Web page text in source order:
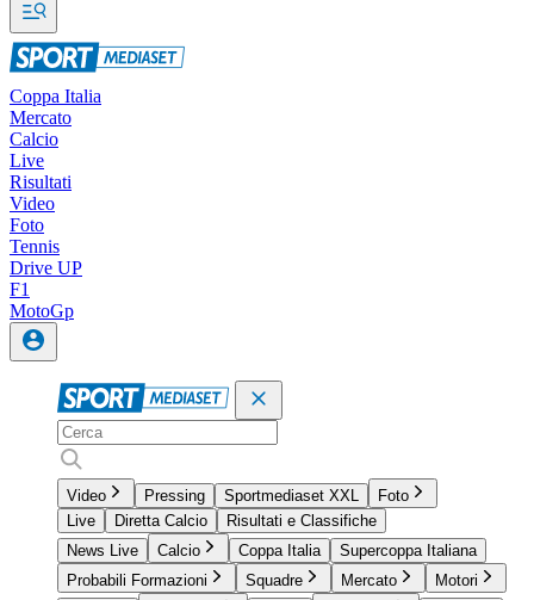
Coppa Italia
Mercato
Calcio
Live
Risultati
Video
Foto
Tennis
Drive UP
F1
MotoGp
Video Pressing Sportmediaset XXL
Foto
Live
Diretta Calcio
Risultati e Classifiche
News Live
Calcio Coppa Italia
Supercoppa Italiana
Probabili Formazioni
Squadre Mercato
Motori